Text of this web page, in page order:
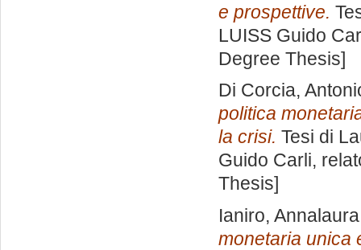
e prospettive.
LUISS Guido
Degree Thesis]
Di Corcia,
politica
la crisi. Tesi di
Guido Carli,
Thesis]
Ianiro, Annalaura
monetaria unica